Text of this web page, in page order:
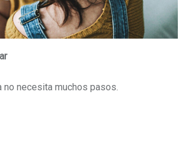
no necesita muchos pasos.